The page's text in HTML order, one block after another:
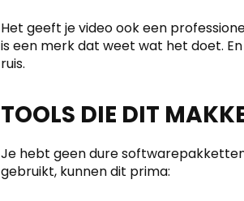
Het geeft je video ook een
is een merk dat weet wat het doet.
ruis.
TOOLS DIE DIT
Je hebt geen dure
gebruikt, kunnen dit prima: